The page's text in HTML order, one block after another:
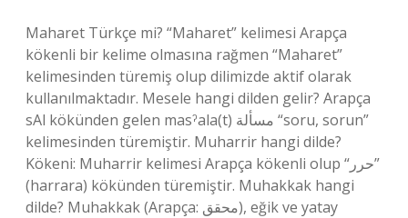
Maharet Türkçe mi? “Maharet” kelimesi Arapça
kökenli bir kelime olmasına rağmen “Maharet”
kelimesinden türemiş olup dilimizde aktif olarak
kullanılmaktadır. Mesele hangi dilden gelir? Arapça
sAl kökünden gelen masˀala(t) مسألة “soru, sorun”
kelimesinden türemiştir. Muharrir hangi dilde?
Kökeni: Muharrir kelimesi Arapça kökenli olup “حرر”
(harrara) kökünden türemiştir. Muhakkak hangi
dilde? Muhakkak (Arapça: محقق), eğik ve yatay